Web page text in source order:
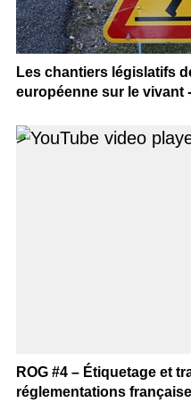
Les chantiers législatifs
européenne sur le vivant
>
ROG #4 – Étiquetage et
réglementations